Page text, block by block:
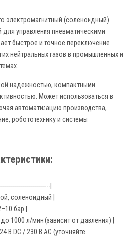
электромагнитный (соленоидный)
для управления пневматическими
быстрое и точное переключение
нейтральных газов в промышленных и
надежностью, компактными
Может использоваться в
автоматизацию производства,
робототехнику и системы
|
соленоидный |
бар |
| до 1000 л/мин (зависит от давления) |
| 24 В DC / 230 В AC (уточняйте